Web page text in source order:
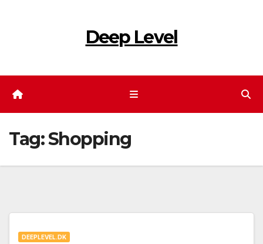
Deep Level
Tag:Shopping
DEEPLEVEL.DK